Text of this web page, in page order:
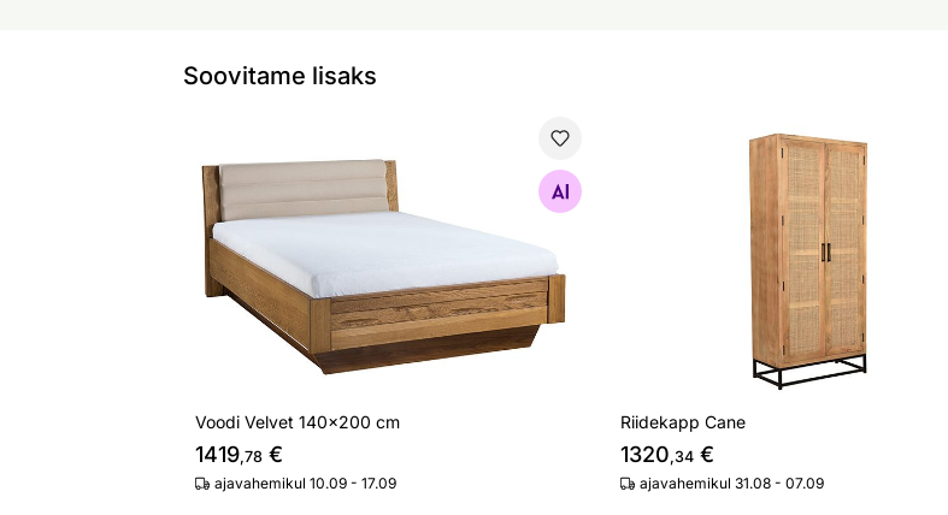
Soovitame lisaks
Voodi Velvet 140x200 cm
1419,78 €
ajavahemikul 10.09 - 17.09
Riidekapp Cane
Riidekapp Cane
1320,34 €
ajavahemikul 31.08 - 07.09